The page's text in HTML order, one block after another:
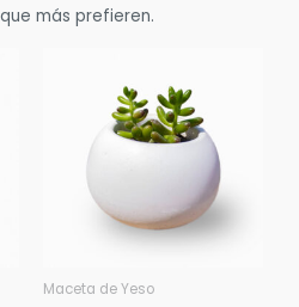
más prefieren.
Maceta de Yeso